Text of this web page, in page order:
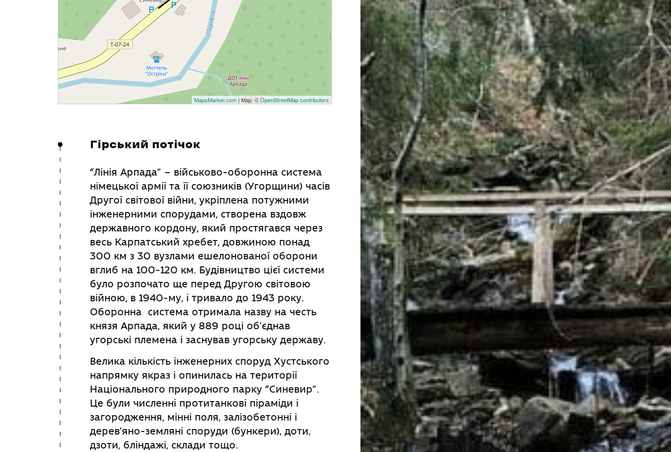
MapsMarker.com | Map: ©OpenStreetMap contributors
Гірський потічок
“Лінія Арпада” – військово-оборонна система
німецької армії та її союзників (Угорщини) часів
Другої світової війни, укріплена потужними
інженерними спорудами, створена вздовж
державного кордону, який простягався через
весь Карпатський хребет, довжиною понад
300 км з 30 вузлами ешелонованої оборони
вглиб на 100-120 км. Будівництво цієї системи
було розпочато ще перед Другою світовою
війною, в 1940-му, і тривало до 1943 року.
Оборонна система отримала назву на честь
князя Арпада, який у 889 році об’єднав
угорські племена і заснував угорську державу.
Велика кількість інженерних споруд Хустського
напрямку якраз і опинилась на території
Національного природного парку “Синевир”.
Це були численні протитанкові піраміди і
загородження, мінні поля, залізобетонні і
дерев’яно-земляні споруди (бункери), доти,
дзоти, бліндажі, склади тощо.